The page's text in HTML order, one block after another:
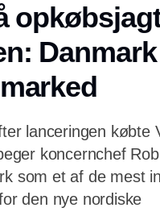
lanceringen købte
koncernchef
som et af de mest
den nye nordiske